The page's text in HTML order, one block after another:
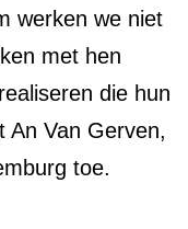
werken we niet
met hen
die hun
An Van Gerven,
toe.